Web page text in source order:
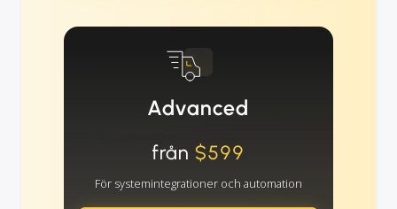
Advanced
från $599
För systemintegrationer och automation